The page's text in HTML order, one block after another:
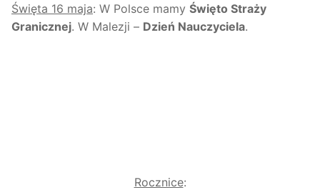
Święta 16 maja: W Polsce mamy Święto Straży
Granicznej. W Malezji – Dzień Nauczyciela.
Rocznice: